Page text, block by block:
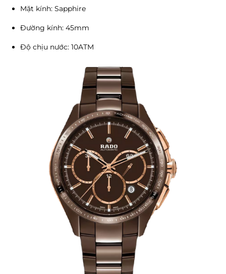
Mặt kính: Sapphire
Đường kính: 45mm
Độ chịu nước: 10ATM